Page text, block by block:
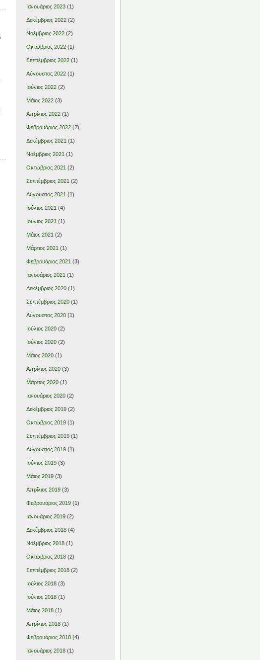
Ιανουάριος 2023(1)
Δεκέμβριος 2022(2)
Νοέμβριος 2022(2)
Οκτώβριος 2022(1)
Σεπτέμβριος 2022(1)
Αύγουστος 2022(1)
Ιούνιος 2022(2)
Μάιος 2022(3)
Απρίλιος 2022(1)
Φεβρουάριος 2022(2)
Δεκέμβριος 2021 (1)
Νοέμβριος 2021 (1)
Οκτώβριος 2021 (2)
Σεπτέμβριος 2021 (2)
Αύγουστος 2021 (1)
Ιούλιος 2021 (4)
Ιούνιος 2021 (1)
Μάιος 2021 (2)
Μάρτιος 2021 (1)
Φεβρουάριος 2021 (3)
Ιανουάριος 2021 (1)
Δεκέμβριος 2020(1)
Σεπτέμβριος 2020(1)
Αύγουστος 2020(1)
Ιούλιος 2020(2)
Ιούνιος 2020(2)
Μάιος 2020(1)
Απρίλιος 2020(3)
Μάρτιος 2020(1)
Ιανουάριος 2020(2)
Δεκέμβριος 2019(2)
Οκτώβριος 2019(1)
Σεπτέμβριος 2019(1)
Αύγουστος 2019(1)
Ιούνιος 2019(3)
Μάιος 2019(3)
Απρίλιος 2019(3)
Φεβρουάριος 2019(1)
Ιανουάριος 2019(2)
Δεκέμβριος 2018(4)
Νοέμβριος 2018(1)
Οκτώβριος 2018(2)
Σεπτέμβριος 2018(2)
Ιούλιος 2018(3)
Ιούνιος 2018(1)
Μάιος 2018(1)
Απρίλιος 2018(1)
Φεβρουάριος 2018(4)
Ιανουάριος 2018(1)